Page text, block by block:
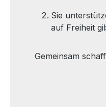
Sie
auf Freiheit
Gemeinsam